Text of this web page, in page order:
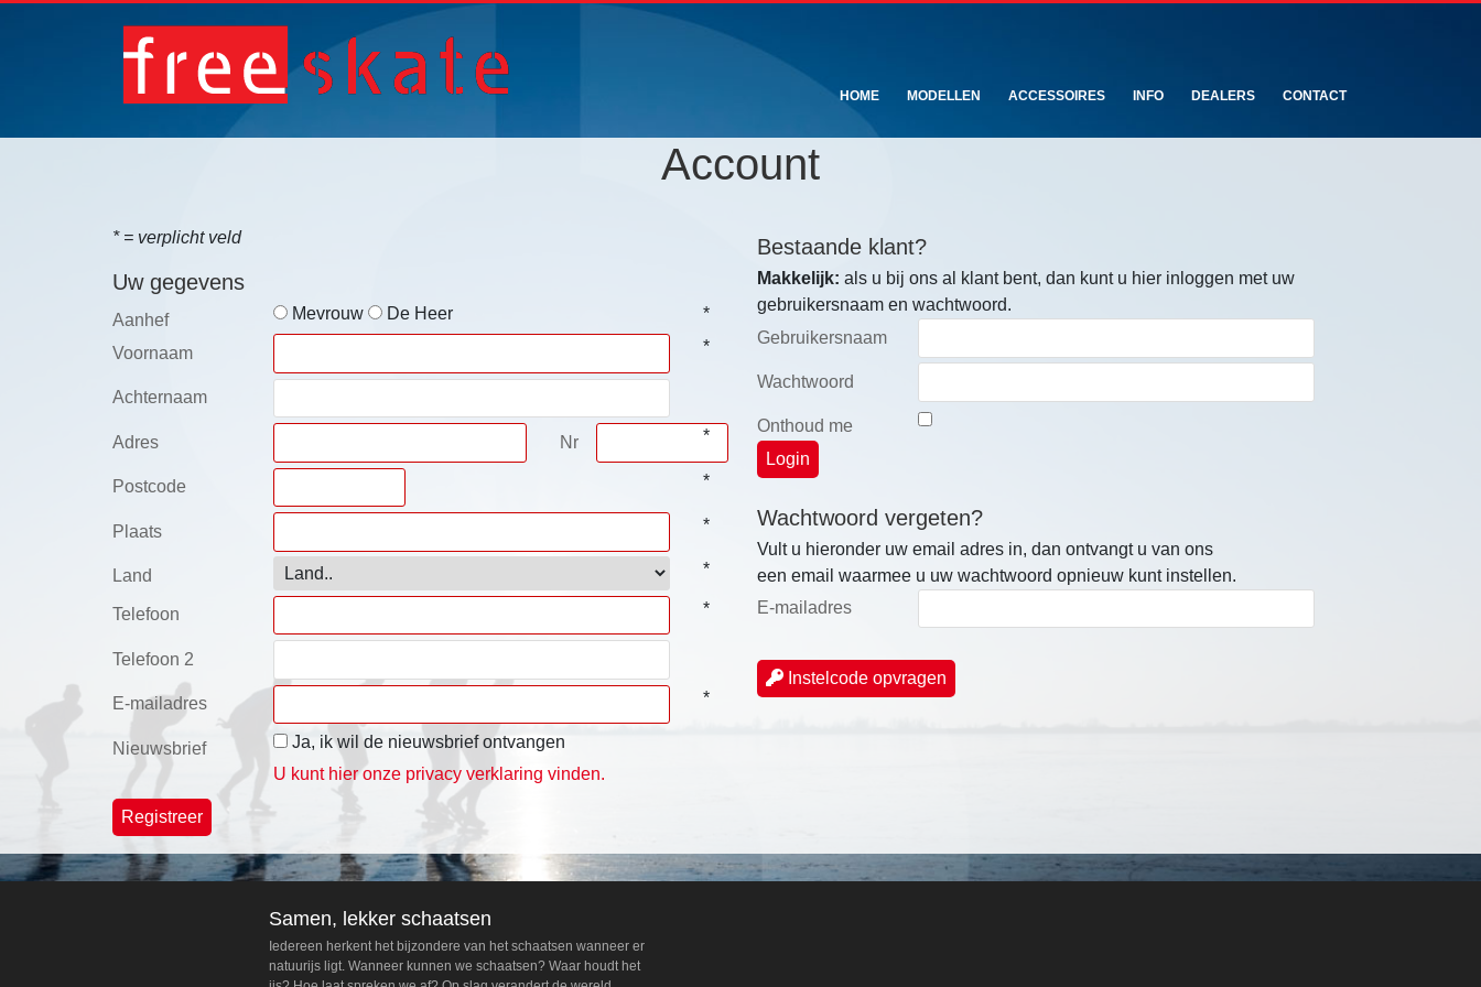
HOME MODELLEN ACCESSOIRES INFO DEALERS CONTACT
Account
*= verplicht veld
Uw gegevens
Aanhef Mevrouw De Heer *
Voornaam *
Achternaam
Adres Nr *
Postcode *
Plaats *
Land *
Telefoon *
Telefoon 2
E-mailadres *
Nieuwsbrief
Ja, ik wil de nieuwsbrief ontvangen
U kunt hier onze privacy verklaring vinden.
Bestaande klant?
Makkelijk: als u bij ons al klant bent, dan kunt u hier inloggen met uw
gebruikersnaam en wachtwoord.
Gebruikersnaam
Wachtwoord
Onthoud me
Wachtwoord vergeten?
Vult u hieronder uw email adres in, dan ontvangt u van ons
een email waarmee u uw wachtwoord opnieuw kunt instellen.
E-mailadres
Instelcode opvragen
Samen, lekker schaatsen
Iedereen herkent het bijzondere van het schaatsen wanneer er
natuurijs ligt. Wanneer kunnen we schaatsen? Waar houdt het